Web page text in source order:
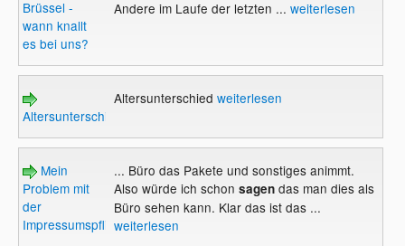
Brüssel -
wann knallt
es bei uns?
Andere im Laufe der letzten ... weiterlesen
Altersunterschied
Altersunterschied weiterlesen
Mein
Problem mit
der
Impressumspflicht
... Büro das Pakete und sonstiges animmt.
Also würde ich schon sagendas man dies als
Büro sehen kann. Klar das ist das ...
weiterlesen